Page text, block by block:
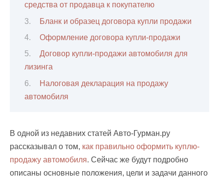
средства от продавца к покупателю
Бланк и образец договора купли продажи
Оформление договора купли-продажи
Договор купли-продажи автомобиля для
лизинга
Налоговая декларация на продажу
автомобиля
В одной из недавних статей Авто-Гурман.ру
рассказывал о том, как правильно оформить куплю-
продажу автомобиля. Сейчас же будут подробно
описаны основные положения, цели и задачи данного